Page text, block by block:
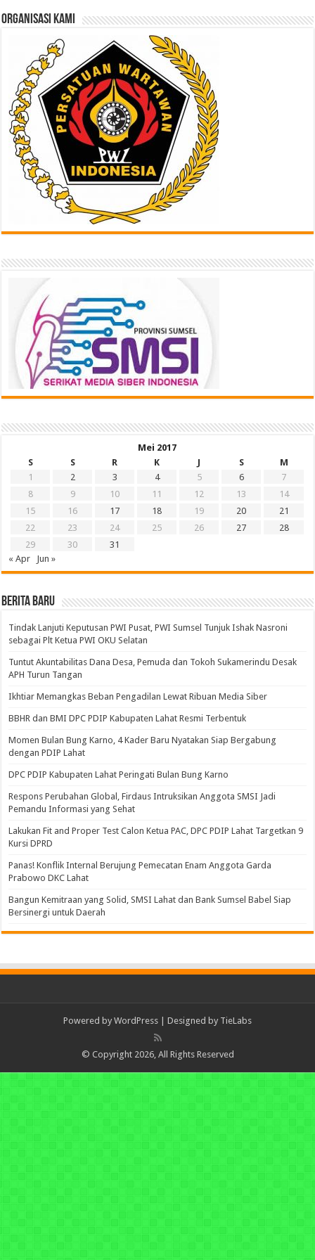
ORGANISASI KAMI
Mei 2017
S
S R K J S
M
1
2 3 4 5 6
7
8
9 10 11 12 13
14
15
16 17 18 19 20
21
22
23 24 25 26 27
28
29
30
31
« Apr
Jun »
BERITA BARU
Tindak Lanjuti Keputusan PWI Pusat, PWI Sumsel Tunjuk Ishak Nasroni
sebagai Plt Ketua PWI OKU Selatan
Tuntut Akuntabilitas Dana Desa, Pemuda dan Tokoh Sukamerindu Desak
APH Turun Tangan
Ikhtiar Memangkas Beban Pengadilan Lewat Ribuan Media Siber
BBHR dan BMI DPC PDIP Kabupaten Lahat Resmi Terbentuk
Momen Bulan Bung Karno, 4 Kader Baru Nyatakan Siap Bergabung
dengan PDIP Lahat
DPC PDIP Kabupaten Lahat Peringati Bulan Bung Karno
Respons Perubahan Global, Firdaus Intruksikan Anggota SMSI Jadi
Pemandu Informasi yang Sehat
Lakukan Fit and Proper Test Calon Ketua PAC, DPC PDIP Lahat Targetkan 9
Kursi DPRD
Panas! Konflik Internal Berujung Pemecatan Enam Anggota Garda
Prabowo DKC Lahat
Bangun Kemitraan yang Solid, SMSI Lahat dan Bank Sumsel Babel Siap
Bersinergi untuk Daerah
Powered by WordPress | Designed by TieLabs
© Copyright 2026, All Rights Reserved